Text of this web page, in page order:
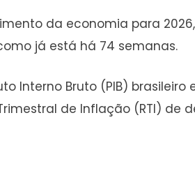
da economia para 2026,
já está há 74 semanas.
Bruto (PIB) brasileiro
de Inflação (RTI)